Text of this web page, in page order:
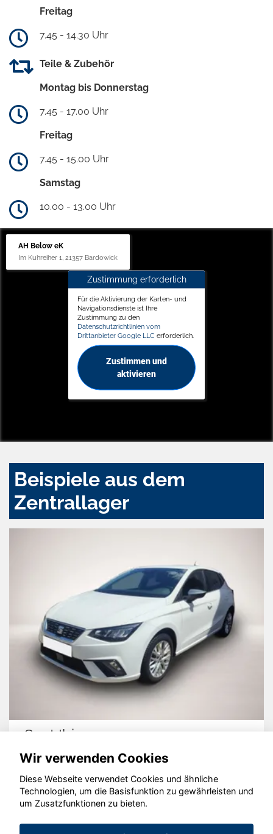
Freitag
7.45 - 14.30 Uhr
Teile & Zubehör
Montag bis Donnerstag
7.45 - 17.00 Uhr
Freitag
7.45 - 15.00 Uhr
Samstag
10.00 - 13.00 Uhr
AH Below eK
Im Kuhreiher 1, 21357 Bardowick
Zustimmung erforderlich
Für die Aktivierung der Karten- und
Navigationsdienste ist Ihre
Zustimmung zu den
Datenschutzrichtlinien vom
Drittanbieter Google LLC erforderlich.
Zustimmen und
aktivieren
Beispiele aus dem
Zentrallager
Seat Ibiza
© konjunkturmotor.de GmbH 2020 - 2026
Wir verwenden Cookies
Diese Webseite verwendet Cookies und ähnliche
Technologien, um die Basisfunktion zu gewährleisten und
um Zusatzfunktionen zu bieten.